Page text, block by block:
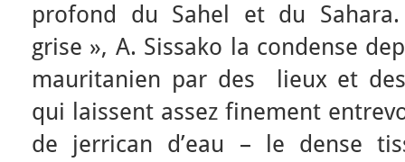
profond du Sahel et du
grise », A. Sissako la condense
mauritanien par des lieux et
qui laissent assez finement
de jerrican d’eau – le dense